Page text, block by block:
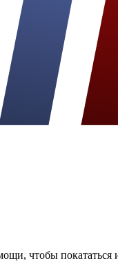
чтобы покататься